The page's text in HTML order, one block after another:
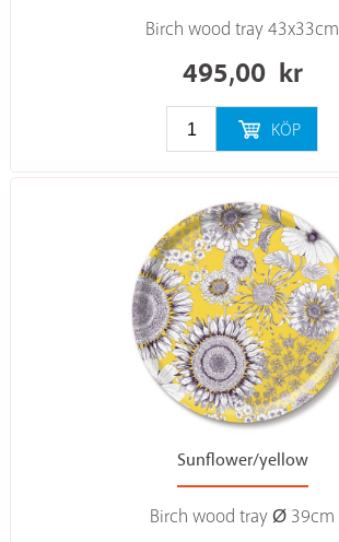
Birch wood tray 43x33cm
495,00 kr
KÖP
Sunflower/yellow
Birch wood tray Ø 39cm